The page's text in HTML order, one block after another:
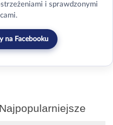
i sprawdzonymi
na Facebooku
Najpopularniejsze